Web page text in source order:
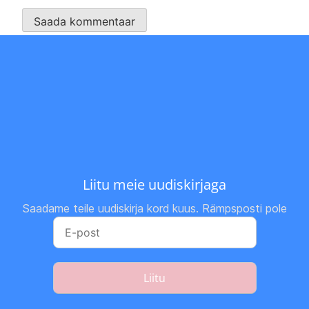
Liitu meie uudiskirjaga
Saadame teile uudiskirja kord kuus. Rämpsposti pole
Liitu